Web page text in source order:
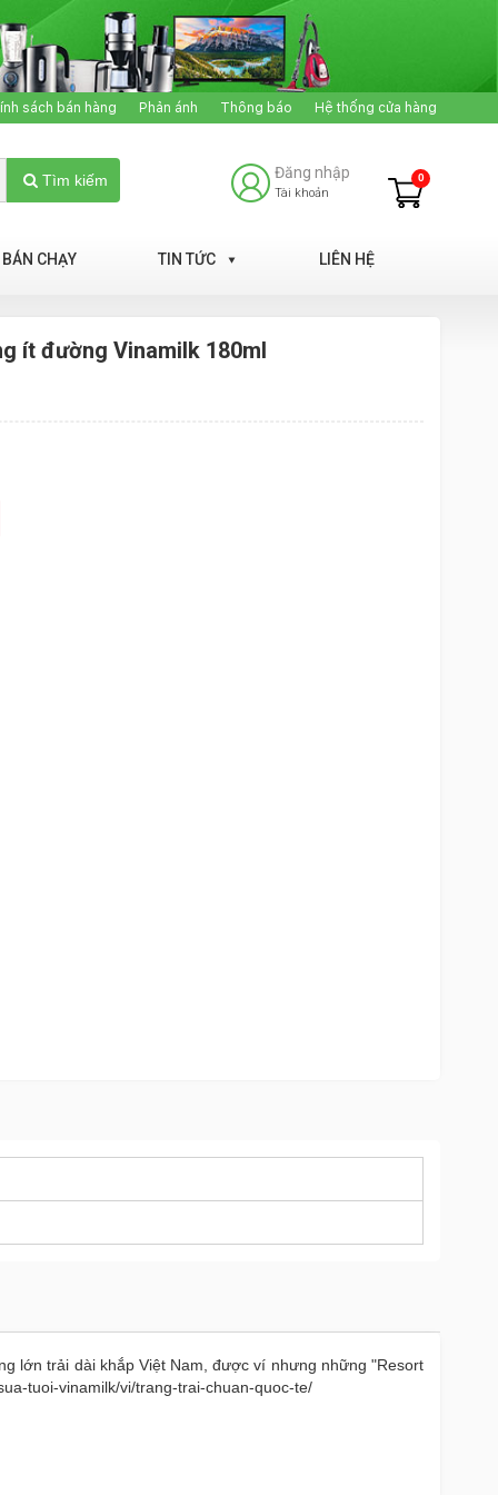
sách bán hàng Phản ánh Thông báo Hệ thống cửa hàng
Tìm kiếm Đăng nhập
Tài khoản
0
BÁN CHẠY TIN TỨC LIÊN HỆ
ít đường Vinamilk 180ml
lớn trải dài khắp Việt Nam, được ví nhưng những "Resort
tuoi-vinamilk/vi/trang-trai-chuan-quoc-te/